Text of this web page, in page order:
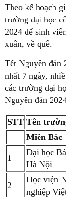
Theo kế hoạch
trường đại học
2024 để sinh
xuân, về quê.
Tết Nguyên đán
nhất 7 ngày,
các trường đại
Nguyên đán
STT Tên
Miền Bắc
1
Đại học
Hà Nội
2
Học viện
nghiệp